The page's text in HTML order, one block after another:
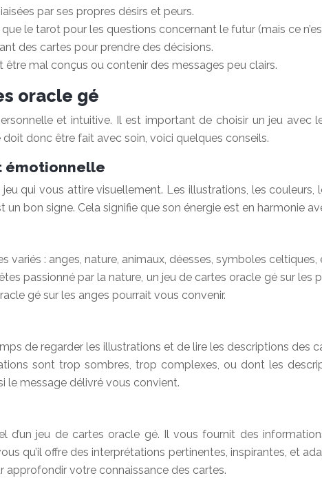
par ses propres désirs et peurs.
le tarot pour les questions concernant le futur (mais ce
des cartes pour prendre des décisions.
être mal conçus ou contenir des messages peu clairs.
oracle gé
et intuitive. Il est important de choisir un jeu
donc être fait avec soin, voici quelques conseils.
émotionnelle
qui vous attire visuellement. Les illustrations, les
un bon signe. Cela signifie que son énergie est en harmonie
variés : anges, nature, animaux, déesses, symboles
passionné par la nature, un jeu de cartes oracle gé sur
gé sur les anges pourrait vous convenir.
de regarder les illustrations et de lire les descriptions des
sont trop sombres, trop complexes, ou dont les
le message délivré vous convient.
d’un jeu de cartes oracle gé. Il vous fournit des
qu’il offre des interprétations pertinentes, inspirantes, et
votre connaissance des cartes.